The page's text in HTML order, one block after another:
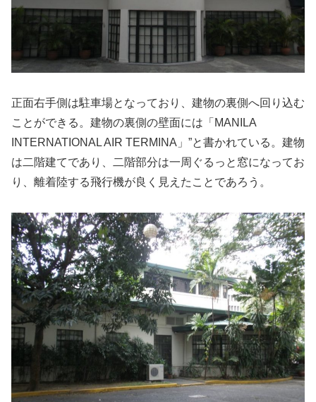
正面右手側は駐車場となっており、建物の裏側へ回り込む
ことができる。建物の裏側の壁面には「MANILA
INTERNATIONAL AIR TERMINA」”と書かれている。建物
は二階建てであり、二階部分は一周ぐるっと窓になってお
り、離着陸する飛行機が良く見えたことであろう。